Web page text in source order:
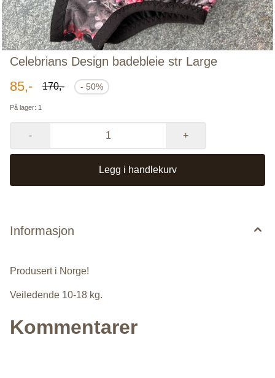
Celebrians Design badebleie str Large
85,- 170,- - 50%
På lager: 1
- +
Legg i handlekurv
Informasjon
Produsert i Norge!
Veiledende 10-18 kg.
Kommentarer